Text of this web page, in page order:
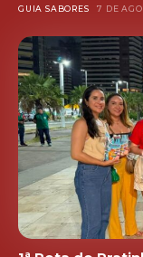
GUIA SABORES 7 DE